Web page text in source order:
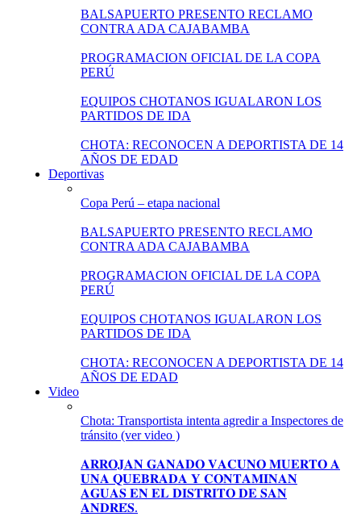
BALSAPUERTO PRESENTO RECLAMO
CONTRA ADA CAJABAMBA
PROGRAMACION OFICIAL DE LA COPA
PERÚ
EQUIPOS CHOTANOS IGUALARON LOS
PARTIDOS DE IDA
CHOTA: RECONOCEN A DEPORTISTA DE 14
AÑOS DE EDAD
Deportivas
Copa Perú – etapa nacional
BALSAPUERTO PRESENTO RECLAMO
CONTRA ADA CAJABAMBA
PROGRAMACION OFICIAL DE LA COPA
PERÚ
EQUIPOS CHOTANOS IGUALARON LOS
PARTIDOS DE IDA
CHOTA: RECONOCEN A DEPORTISTA DE 14
AÑOS DE EDAD
Video
Chota: Transportista intenta agredir a Inspectores de
tránsito (ver video )
𝐀𝐑𝐑𝐎𝐉𝐀𝐍 𝐆𝐀𝐍𝐀𝐃𝐎 𝐕𝐀𝐂𝐔𝐍𝐎 𝐌𝐔𝐄𝐑𝐓𝐎 𝐀
𝐔𝐍𝐀 𝐐𝐔𝐄𝐁𝐑𝐀𝐃𝐀 𝐘 𝐂𝐎𝐍𝐓𝐀𝐌𝐈𝐍𝐀𝐍
𝐀𝐆𝐔𝐀𝐒 𝐄𝐍 𝐄𝐋 𝐃𝐈𝐒𝐓𝐑𝐈𝐓𝐎 𝐃𝐄 𝐒𝐀𝐍
𝐀𝐍𝐃𝐑𝐄́𝐒.